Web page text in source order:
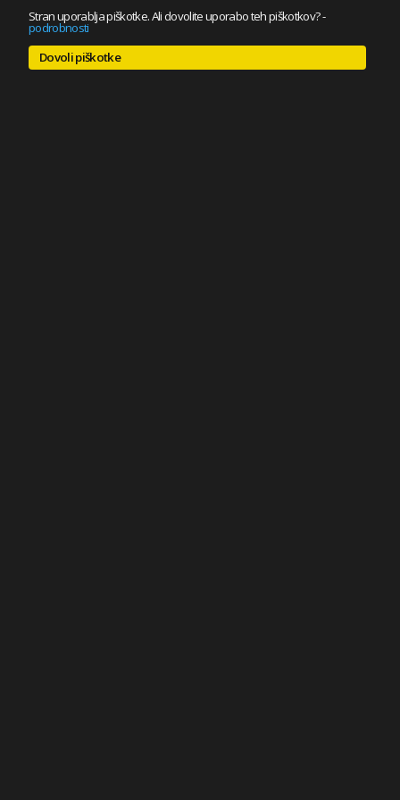
Stran uporablja piškotke. Ali dovolite uporabo teh piškotkov?-
podrobnosti
Dovoli piškotke